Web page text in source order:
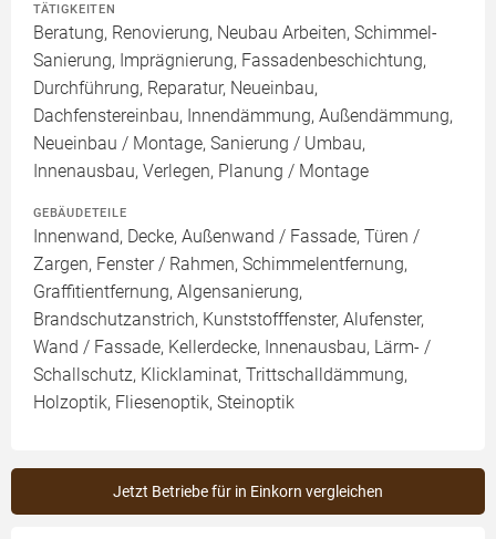
TÄTIGKEITEN
Beratung, Renovierung, Neubau Arbeiten, Schimmel-
Sanierung, Imprägnierung, Fassadenbeschichtung,
Durchführung, Reparatur, Neueinbau,
Dachfenstereinbau, Innendämmung, Außendämmung,
Neueinbau / Montage, Sanierung / Umbau,
Innenausbau, Verlegen, Planung / Montage
GEBÄUDETEILE
Innenwand, Decke, Außenwand / Fassade, Türen /
Zargen, Fenster / Rahmen, Schimmelentfernung,
Graffitientfernung, Algensanierung,
Brandschutzanstrich, Kunststofffenster, Alufenster,
Wand / Fassade, Kellerdecke, Innenausbau, Lärm- /
Schallschutz, Klicklaminat, Trittschalldämmung,
Holzoptik, Fliesenoptik, Steinoptik
Jetzt Betriebe für in Einkorn vergleichen